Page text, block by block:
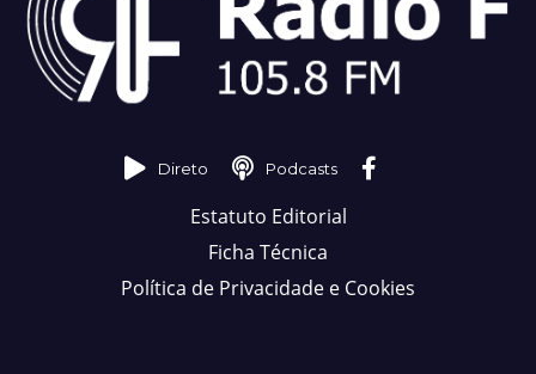
Direto Podcasts
Estatuto Editorial
Ficha Técnica
Política de Privacidade e Cookies